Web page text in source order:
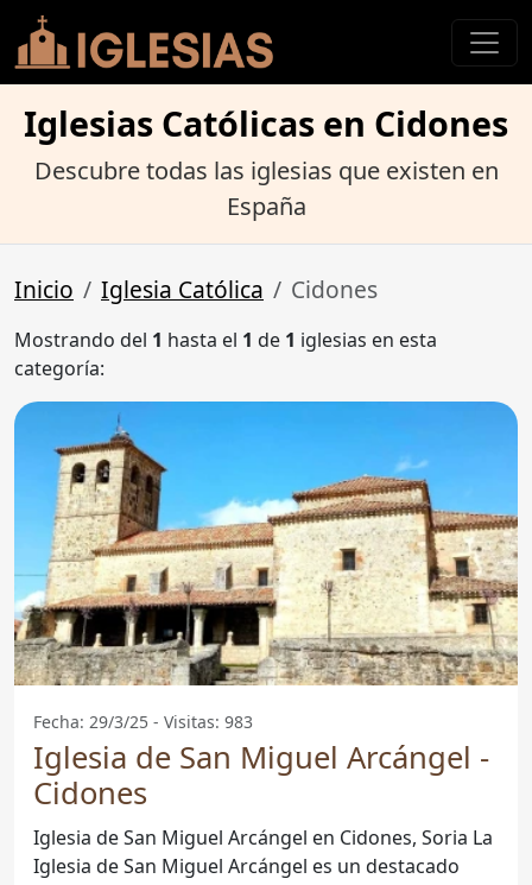
Iglesias Católicas en Cidones
Descubre todas las iglesias que existen en
España
Inicio Iglesia Católica Cidones
Mostrando del 1 hasta el 1 de 1 iglesias en esta
categoría:
Fecha: 29/3/25 - Visitas: 983
Iglesia de San Miguel Arcángel -
Cidones
Iglesia de San Miguel Arcángel en Cidones, Soria La
Iglesia de San Miguel Arcángel es un destacado